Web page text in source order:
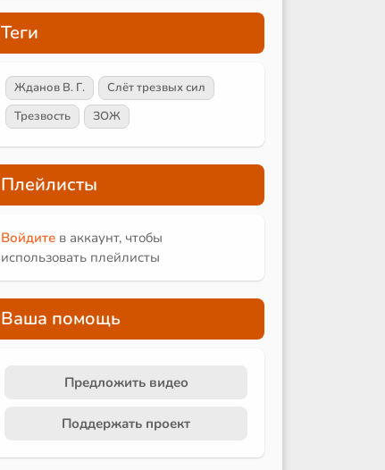
Теги
Жданов В. Г.
Слёт трезвых сил
Трезвость
ЗОЖ
Плейлисты
Войдите в аккаунт, чтобы
использовать плейлисты
Ваша помощь
Предложить видео
Поддержать проект